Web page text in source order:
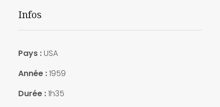
Infos
Pays :USA
Année :1959
Durée :1h35